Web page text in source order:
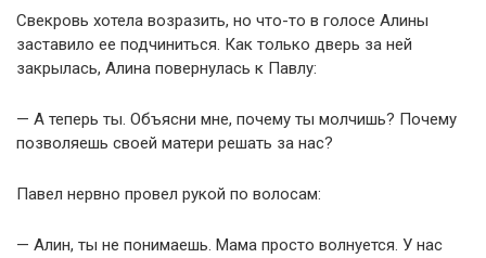
Свекровь хотела возразить, но что-то в голосе Алины
заставило ее подчиниться. Как только дверь за ней
закрылась, Алина повернулась к Павлу:
— А теперь ты. Объясни мне, почему ты молчишь? Почему
позволяешь своей матери решать за нас?
Павел нервно провел рукой по волосам:
— Алин, ты не понимаешь. Мама просто волнуется. У нас